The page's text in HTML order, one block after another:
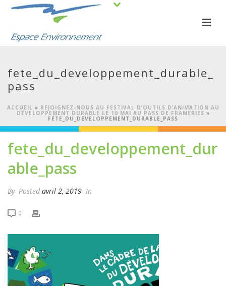
fete_du_developpement_durable_
pass
ACCUEIL » REJOIGNEZ-NOUS AU FESTIVAL D’OUTILS D’ANIMATION AU
DÉVELOPPEMENT DURABLE LE 10 MAI AU PASS DE FRAMERIES »
FETE_DU_DEVELOPPEMENT_DURABLE_PASS
fete_du_developpement_dur
able_pass
By Posted avril 2, 2019 In
0